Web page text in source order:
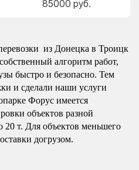
85000 руб.
из Донецка в Троицк
алгоритм работ,
быстро и безопасно. Тем
и сделали наши услуги
Форус имеется
объектов разной
т. Для объектов меньшего
догрузом.